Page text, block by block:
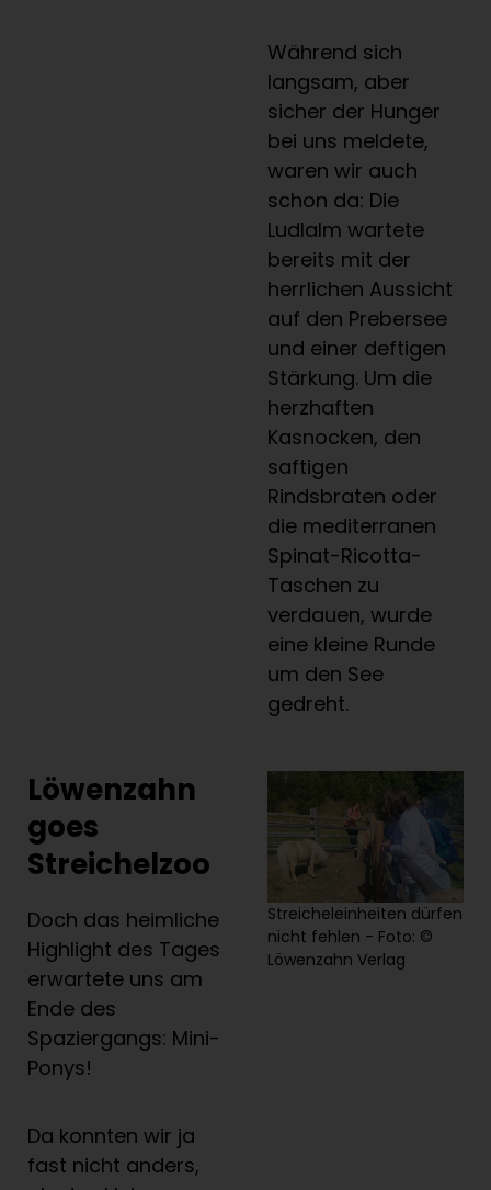
Während sich
langsam, aber
sicher der Hunger
bei uns meldete,
waren wir auch
schon da: Die
Ludlalm wartete
bereits mit der
herrlichen Aussicht
auf den Prebersee
und einer deftigen
Stärkung. Um die
herzhaften
Kasnocken, den
saftigen
Rindsbraten oder
die mediterranen
Spinat-Ricotta-
Taschen zu
verdauen, wurde
eine kleine Runde
um den See
gedreht.
Löwenzahn
goes
Streichelzoo
Doch das heimliche
Highlight des Tages
erwartete uns am
Ende des
Spaziergangs: Mini-
Ponys!
Da konnten wir ja
fast nicht anders,
Streicheleinheiten dürfen
nicht fehlen - Foto: ©
Löwenzahn Verlag